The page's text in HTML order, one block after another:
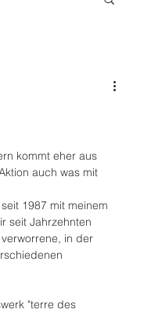
kommt eher aus
auch was mit
1987 mit meinem
seit Jahrzehnten
in der
"terre des